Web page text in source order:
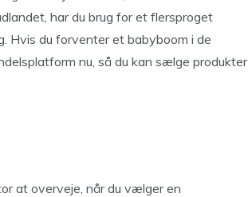
har du brug for et flersproget
Hvis du forventer et babyboom i de
nu, så du kan sælge produkter
at overveje, når du vælger en